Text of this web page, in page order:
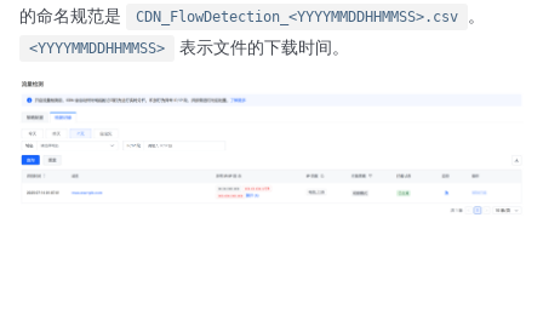
的命名规范是
CDN_FlowDetection_<YYYYMMDDHHMMSS>.csv 。
<YYYYMMDDHHMMSS> 表示文件的下载时间。